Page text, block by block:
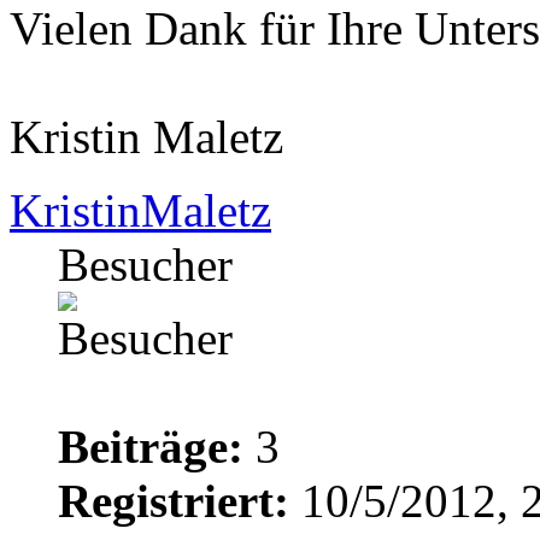
Vielen Dank für Ihre
Kristin Maletz
KristinMaletz
Besucher
Beiträge: 3
Registriert: 10/5/2012,